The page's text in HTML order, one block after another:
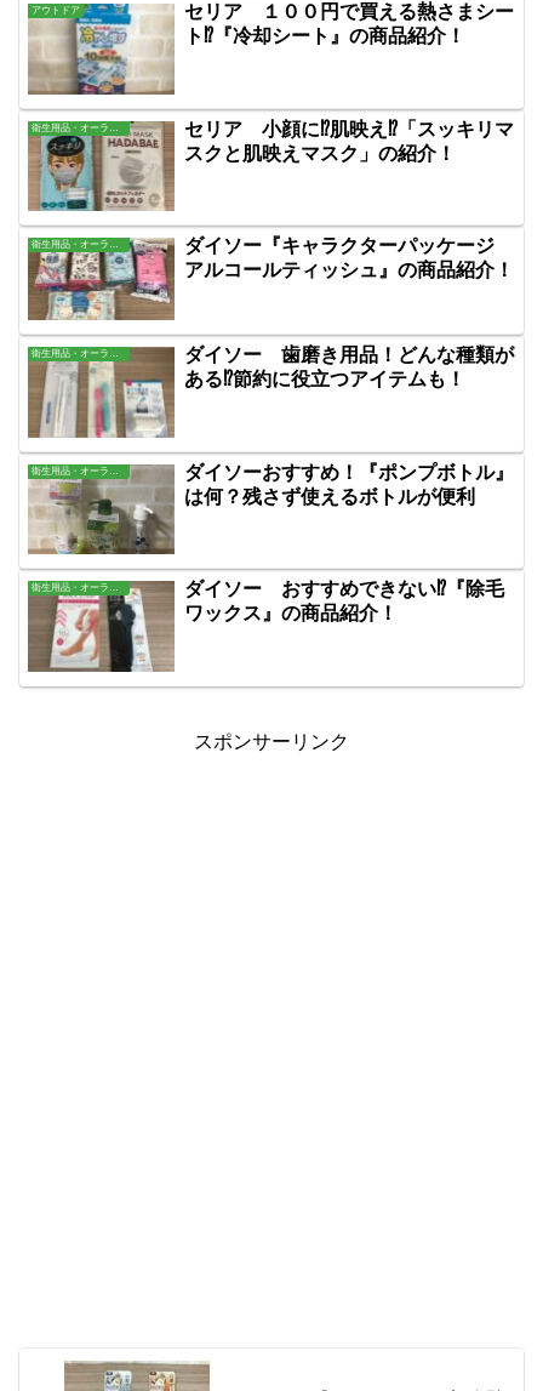
アウトドア
セリア １００円で買える熱さまシー
ト⁉『冷却シート』の商品紹介！
セリア 小顔に⁉肌映え⁉「スッキリマ
スクと肌映えマスク」の紹介！
衛生用品・オーラル・バス用品
ダイソー『キャラクターパッケージ
アルコールティッシュ』の商品紹介！
衛生用品・オーラル・バス用品
ダイソー 歯磨き用品！どんな種類が
ある⁉節約に役立つアイテムも！
ダイソーおすすめ！『ポンプボトル』
は何？残さず使えるボトルが便利
衛生用品・オーラル・バス用品
ダイソー おすすめできない⁉『除毛
ワックス』の商品紹介！
スポンサーリンク